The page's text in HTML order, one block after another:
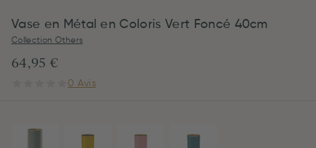
Vase en Métal en Coloris Vert Foncé 40cm
Collection Others
64,95 €
0 Avis